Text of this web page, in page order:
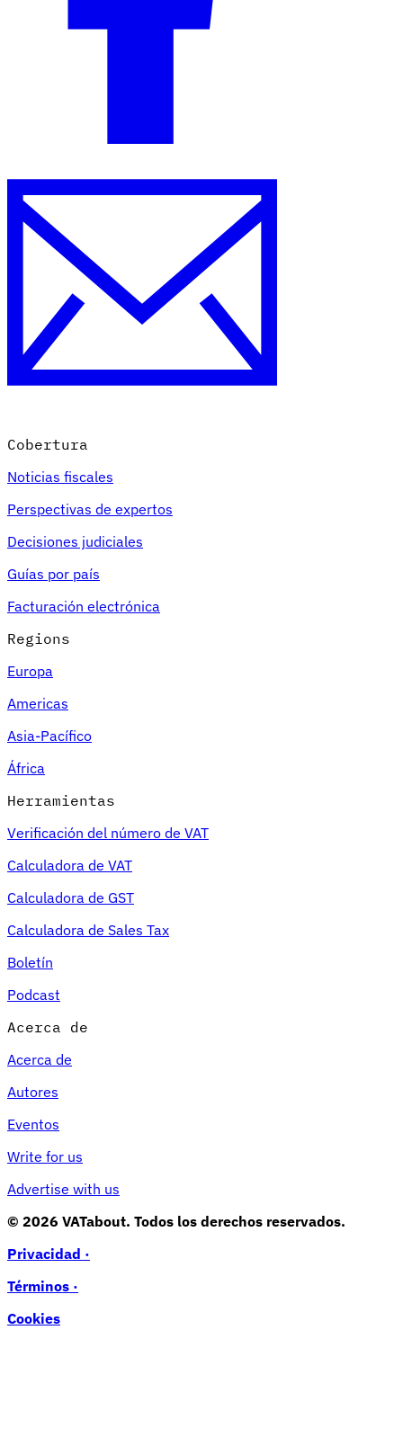
Cobertura
Noticias fiscales
Perspectivas de expertos
Decisiones judiciales
Guías por país
Facturación electrónica
Regions
Europa
Americas
Asia-Pacífico
África
Herramientas
Verificación del número de VAT
Calculadora de VAT
Calculadora de GST
Calculadora de Sales Tax
Boletín
Podcast
Acerca de
Acerca de
Autores
Eventos
Write for us
Advertise with us
© 2026 VATabout. Todos los derechos reservados.
Privacidad ·
Términos ·
Cookies